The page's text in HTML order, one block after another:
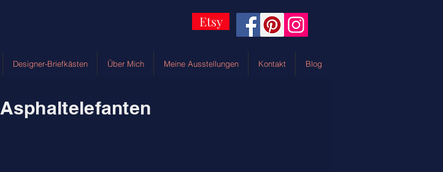
Etsy
Designer-Briefkästen Über Mich Meine Ausstellungen Kontakt Blog
Asphaltelefanten